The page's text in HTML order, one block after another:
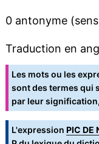
0 antonyme
Traduction en
Les mots ou les
sont des termes qui
par leur
L'expression PIC DE